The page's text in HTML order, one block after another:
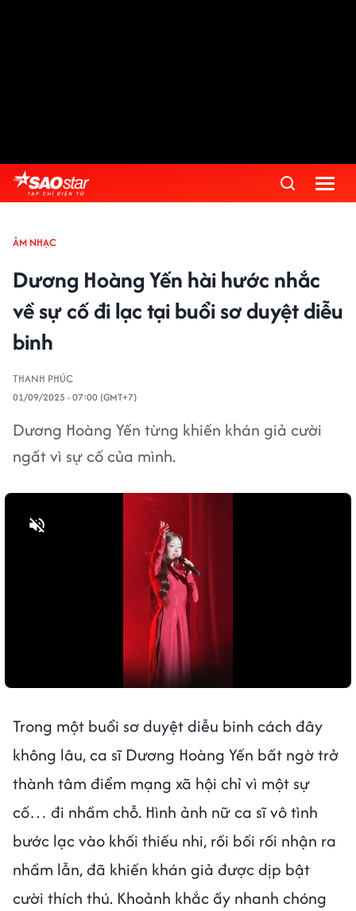
ÂM NHẠC
Dương Hoàng Yến hài hước nhắc
về sự cố đi lạc tại buổi sơ duyệt diễu
binh
THANH PHÚC
01/09/2025 - 07:00 (GMT+7)
Dương Hoàng Yến từng khiến khán giả cười
ngất vì sự cố của mình.
Trong một buổi sơ duyệt diễu binh cách đây
không lâu, ca sĩ Dương Hoàng Yến bất ngờ trở
thành tâm điểm mạng xã hội chỉ vì một sự
cố… đi nhầm chỗ. Hình ảnh nữ ca sĩ vô tình
bước lạc vào khối thiếu nhi, rồi bối rối nhận ra
nhầm lẫn, đã khiến khán giả được dịp bật
cười thích thú. Khoảnh khắc ấy nhanh chóng